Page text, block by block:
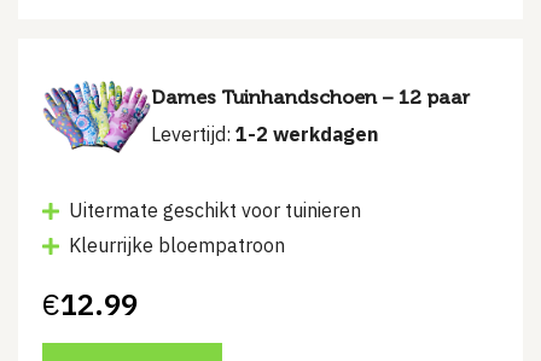
Dames Tuinhandschoen – 12 paar
Levertijd: 1-2 werkdagen
Uitermate geschikt voor tuinieren
Kleurrijke bloempatroon
€12.99